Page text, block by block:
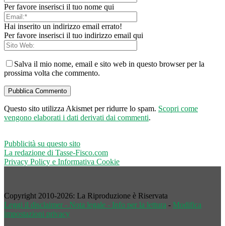
Per favore inserisci il tuo nome qui
Hai inserito un indirizzo email errato!
Per favore inserisci il tuo indirizzo email qui
Salva il mio nome, email e sito web in questo browser per la
prossima volta che commento.
Questo sito utilizza Akismet per ridurre lo spam. Scopri come
vengono elaborati i dati derivati dai commenti.
Pubblicità su questo sito
La redazione di Tasse-Fisco.com
Privacy Policy e Informativa Cookie
Copyright 2010-2026: La Riproduzione è Riservata
Leggi il disclaimer - Nota legale - Info per la lettura - Modifica
impostazioni privacy